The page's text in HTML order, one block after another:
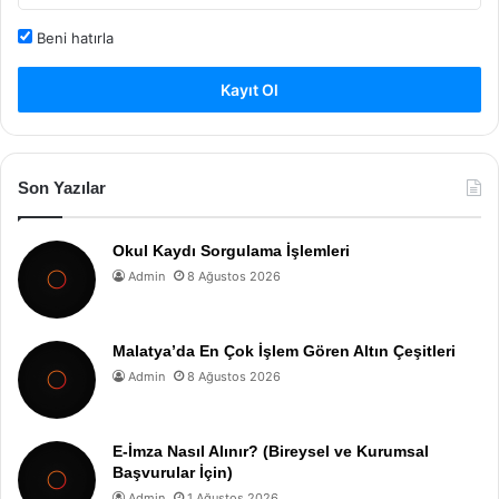
Beni hatırla
Kayıt Ol
Son Yazılar
Okul Kaydı Sorgulama İşlemleri
Admin 8 Ağustos 2026
Malatya’da En Çok İşlem Gören Altın Çeşitleri
Admin 8 Ağustos 2026
E-İmza Nasıl Alınır? (Bireysel ve Kurumsal
Başvurular İçin)